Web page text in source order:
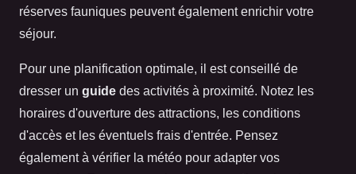
réserves fauniques peuvent également enrichir votre
séjour.
Pour une planification optimale, il est conseillé de
dresser un guide des activités à proximité. Notez les
horaires d'ouverture des attractions, les conditions
d'accès et les éventuels frais d'entrée. Pensez
également à vérifier la météo pour adapter vos